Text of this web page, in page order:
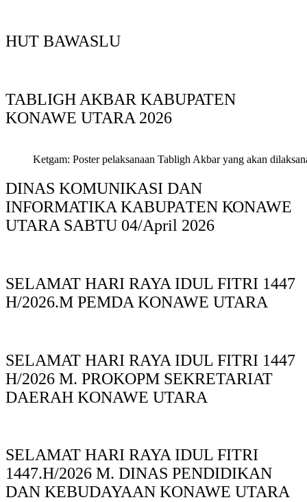
HUT BAWASLU
TABLIGH AKBAR KABUPATEN
KONAWE UTARA 2026
Ketgam: Poster pelaksanaan Tabligh Akbar yang akan
DINAS KOMUNIKASI DAN
INFORMATIKA KABUPAΤΕΝ ΚΟNAWE
UTARA SABTU 04/April 2026
SELAMAT HARI RAYA IDUL FITRI 1447
H/2026.M PEMDA KONAWE UTARA
SELAMAT HARI RAYA IDUL FITRI 1447
H/2026 M. PROKOPM SEKRETARIAT
DAERAH KONAWE UTARA
SELAMAT HARI RAYA IDUL FITRI
1447.H/2026 M. DINAS PENDIDIKAN
DAN KEBUDAYAAN KONAWE UTARA